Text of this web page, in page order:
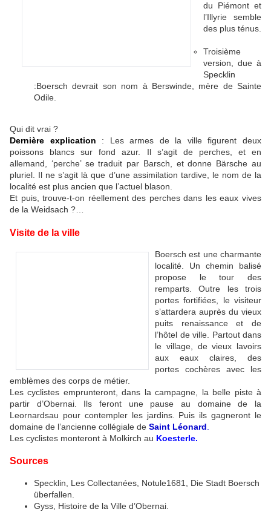
du Piémont et
l’Illyrie semble
des plus ténus.
Troisième
version, due à
Specklin
:Boersch devrait son nom à Berswinde, mère de Sainte
Odile.
Qui dit vrai ?
Dernière explication : Les armes de la ville figurent deux
poissons blancs sur fond azur. Il s’agit de perches, et en
allemand, ‘perche’ se traduit par Barsch, et donne Bärsche au
pluriel. Il ne s’agit là que d’une assimilation tardive, le nom de la
localité est plus ancien que l’actuel blason.
Et puis, trouve-t-on réellement des perches dans les eaux vives
de la Weidsach ?…
Visite de la ville
Boersch est une charmante
localité. Un chemin balisé
propose le tour des
remparts. Outre les trois
portes fortifiées, le visiteur
s’attardera auprès du vieux
puits renaissance et de
l’hôtel de ville. Partout dans
le village, de vieux lavoirs
aux eaux claires, des
portes cochères avec les
emblèmes des corps de métier.
Les cyclistes emprunteront, dans la campagne, la belle piste à
partir d’Obernai. Ils feront une pause au domaine de la
Leornardsau pour contempler les jardins. Puis ils gagneront le
domaine de l’ancienne collégiale de Saint Léonard
Les cyclistes monteront à Molkirch au Koesterle.
Sources
Specklin, Les Collectanées, Notule1681, Die Stadt Boersch
überfallen.
Gyss, Histoire de la Ville d’Obernai.